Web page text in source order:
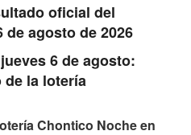
oficial del
agosto de 2026
6 de agosto:
la lotería
Chontico Noche en